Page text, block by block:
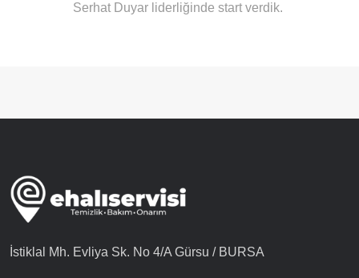
Serhat Duyar liderliğinde start verdik.
İstiklal Mh. Evliya Sk. No 4/A Gürsu / BURSA